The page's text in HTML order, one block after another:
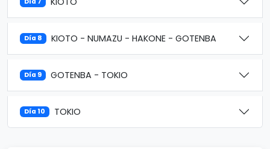
Día 8 KIOTO - NUMAZU - HAKONE - GOTENBA
Día 9 GOTENBA - TOKIO
Día 10 TOKIO